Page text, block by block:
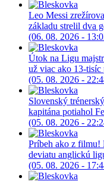
Leo Messi
základu strelil dva
(06. 08. 2026 -
Útok na Ligu
už viac ako 13-
(05. 08. 2026 -
Slovenský
kapitána potiahol
(05. 08. 2026 -
Príbeh ako z filmu!
deviatu anglickú
(05. 08. 2026 -